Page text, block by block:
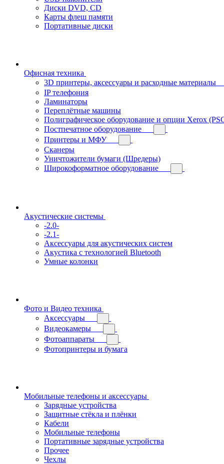
Диски DVD, CD
Карты флеш памяти
Портативные диски
Офисная техника
3D принтеры, аксессуары и расходные материалы
IP телефония
Ламинаторы
Переплётные машины
Полиграфическое оборудование и опции Xerox
Постпечатное оборудование
Принтеры и МФУ
Сканеры
Уничтожители бумаги (Шредеры)
Широкоформатное оборудование
Акустические системы
-2.0-
-2.1-
Аксессуары для акустических систем
Акустика с технологией Bluetooth
Умные колонки
Фото и Видео техника
Аксессуары
Видеокамеры
Фотоаппараты
Фотопринтеры и бумага
Мобильные телефоны и аксессуары
Зарядные устройства
Защитные стёкла и плёнки
Кабели
Мобильные телефоны
Портативные зарядные устройства
Прочее
Чехлы